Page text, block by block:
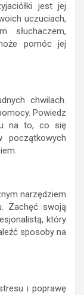
jest jej
uczuciach,
słuchaczem,
pomóc jej
chwilach.
Powiedz
na to, co się
początkowych
narzędziem
Zachęć swoją
który
sposoby na
i poprawę